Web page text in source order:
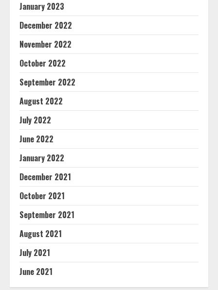
January 2023
December 2022
November 2022
October 2022
September 2022
August 2022
July 2022
June 2022
January 2022
December 2021
October 2021
September 2021
August 2021
July 2021
June 2021